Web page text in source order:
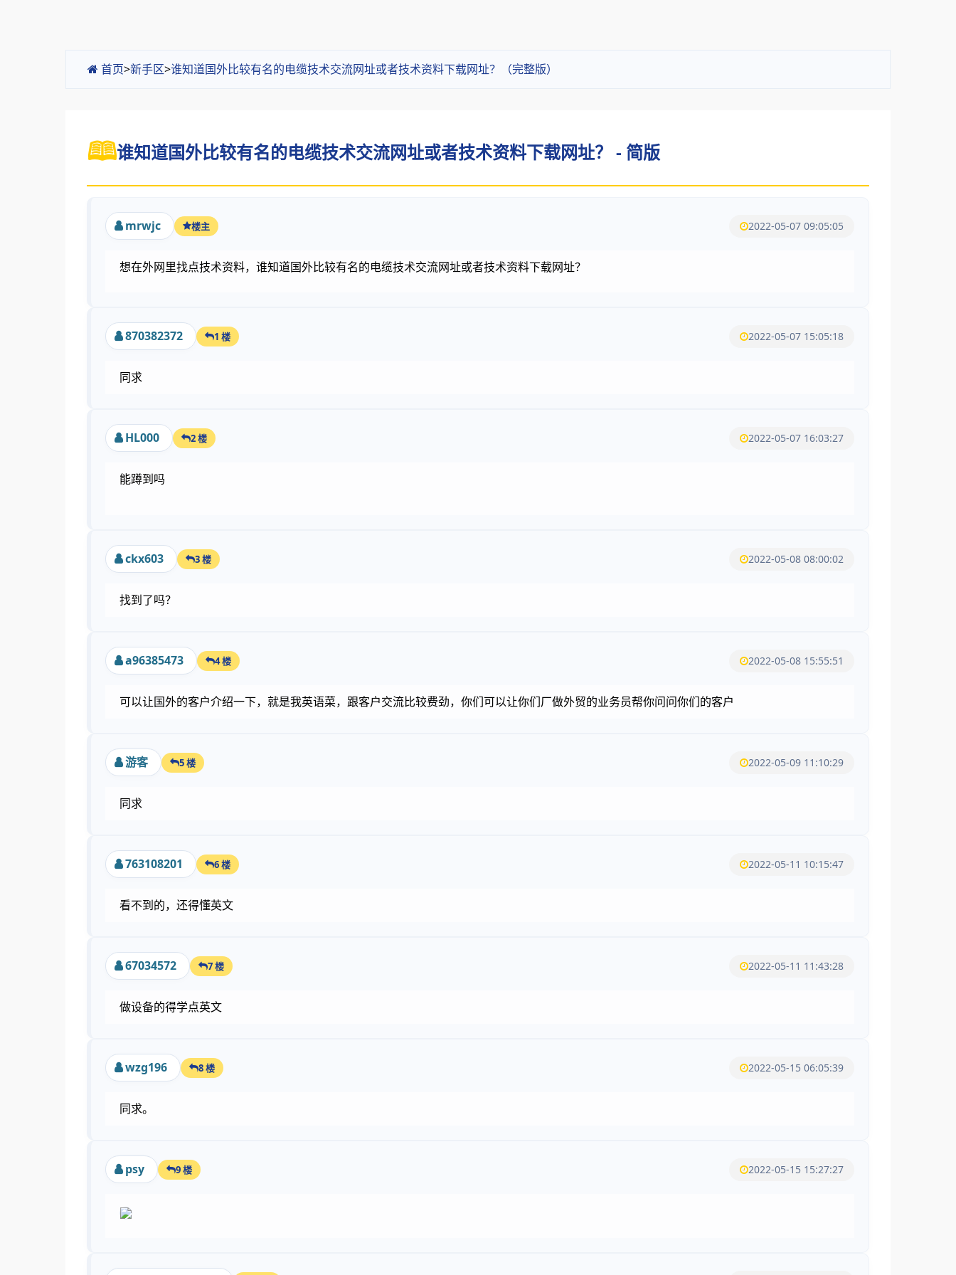
首页>新手区>谁知道国外比较有名的电缆技术交流网址或者技术资料下载网址？（完整版）
谁知道国外比较有名的电缆技术交流网址或者技术资料下载网址？ - 简版
mrwjc 楼主 2022-05-07 09:05:05
想在外网里找点技术资料，谁知道国外比较有名的电缆技术交流网址或者技术资料下载网址？
870382372 1 楼 2022-05-07 15:05:18
同求
HL000 2 楼 2022-05-07 16:03:27
能蹲到吗
ckx603 3 楼 2022-05-08 08:00:02
找到了吗？
a96385473 4 楼 2022-05-08 15:55:51
可以让国外的客户介绍一下，就是我英语菜，跟客户交流比较费劲，你们可以让你们厂做外贸的业务员帮你问问你们的客户
游客 5 楼 2022-05-09 11:10:29
同求
763108201 6 楼 2022-05-11 10:15:47
看不到的，还得懂英文
67034572 7 楼 2022-05-11 11:43:28
做设备的得学点英文
wzg196 8 楼 2022-05-15 06:05:39
同求。
psy 9 楼 2022-05-15 15:27:27